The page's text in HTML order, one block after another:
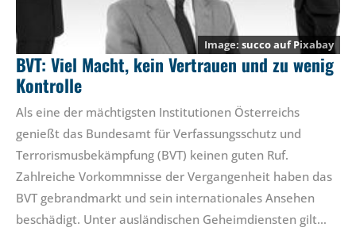
succoaufPixabay
BVT: Viel Macht, kein Vertrauen und zu wenig
Kontrolle
Als eine der mächtigsten Institutionen Österreichs
genießt das Bundesamt für Verfassungsschutz und
Terrorismusbekämpfung (BVT) keinen guten Ruf.
Zahlreiche Vorkommnisse der Vergangenheit haben das
BVT gebrandmarkt und sein internationales Ansehen
beschädigt. Unter ausländischen Geheimdiensten gilt…